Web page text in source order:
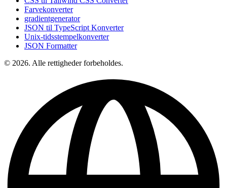
Farvekonverter
gradientgenerator
JSON til TypeScript Konverter
Unix-tidsstempelkonverter
JSON Formatter
© 2026. Alle rettigheder forbeholdes.